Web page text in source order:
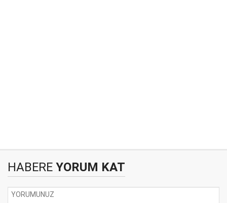
HABERE YORUM KAT